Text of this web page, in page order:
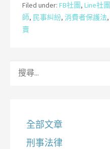
Filed under: FB社團, Line社團
師, 民事糾紛, 消費者保護法,
賣
全部文章
刑事法律